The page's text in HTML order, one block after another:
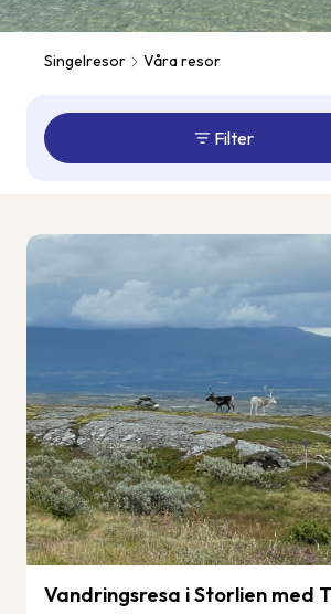
Singelresor Våra resor
Filter
Vandringsresa i Storlien med